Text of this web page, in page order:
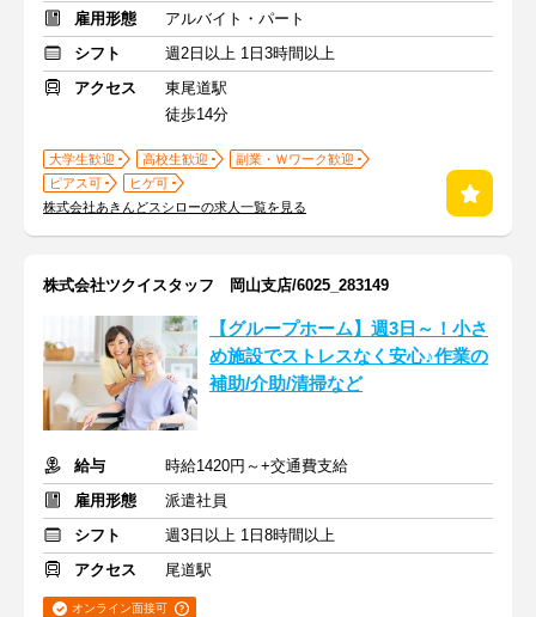
雇用形態
アルバイト・パート
シフト
週2日以上 1日3時間以上
アクセス
東尾道駅
徒歩14分
大学生歓迎 高校生歓迎
副業・Ｗワーク歓迎
ピアス可
ヒゲ可
株式会社あきんどスシローの求人一覧を見る
株式会社ツクイスタッフ 岡山支店/6025_283149
【グループホーム】週3日～！小さ
め施設でストレスなく安心♪作業の
補助/介助/清掃など
給与
時給1420円～+交通費支給
雇用形態
派遣社員
シフト
週3日以上 1日8時間以上
アクセス
尾道駅
オンライン面接可